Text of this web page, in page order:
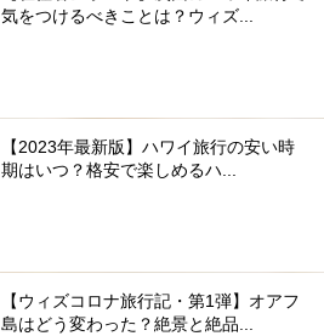
気をつけるべきことは？ウィズ...
【2023年最新版】ハワイ旅行の安い時
期はいつ？格安で楽しめるハ...
【ウィズコロナ旅行記・第1弾】オアフ
島はどう変わった？絶景と絶品...